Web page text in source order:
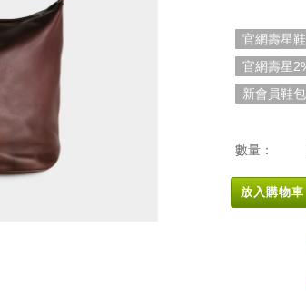
官網壽星
官網壽星
新會員鞋
數量：
放入購物車